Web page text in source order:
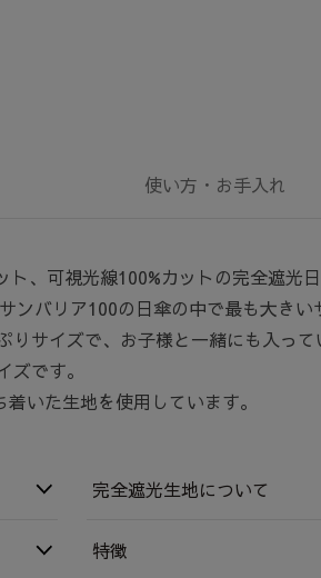
使い方・ お手入れ
ト、可視光線100%カットの完全遮光
ンバリア100の日傘の中で最も大きい
りサイズで、お子様と一緒にも入っ
です。
いた生地を使用しています。
完全遮光生地について
特徴